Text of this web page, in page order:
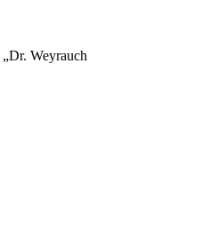
Weyrauch